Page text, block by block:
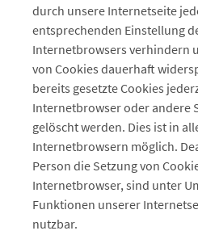
durch unsere Internetseite
entsprechenden Einstellung
Internetbrowsers verhindern
von Cookies dauerhaft
bereits gesetzte Cookies
Internetbrowser oder andere
gelöscht werden. Dies ist in
Internetbrowsern möglich.
Person die Setzung von
Internetbrowser, sind unter
Funktionen unserer
nutzbar.